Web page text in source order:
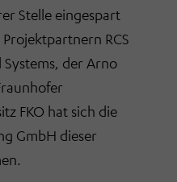
Stelle eingespart
RCS
der Arno
FKO hat sich die
GmbH dieser